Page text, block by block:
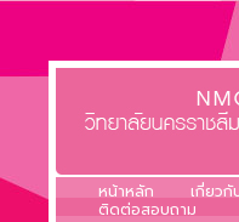
หน้าหลัก เกี่ยวกั
ติดต่อสอบถาม